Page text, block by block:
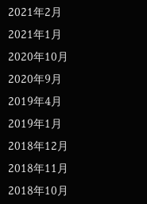
2021年2月
2021年1月
2020年10月
2020年9月
2019年4月
2019年1月
2018年12月
2018年11月
2018年10月